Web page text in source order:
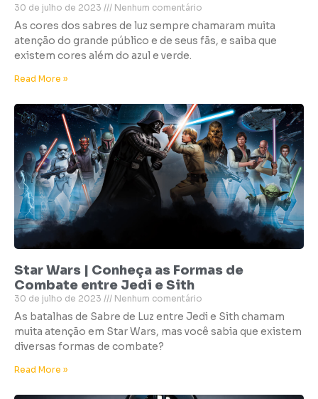
30 de julho de 2023 Nenhum comentário
As cores dos sabres de luz sempre chamaram muita
atenção do grande público e de seus fãs, e saiba que
existem cores além do azul e verde.
Read More »
Star Wars | Conheça as Formas de
Combate entre Jedi e Sith
30 de julho de 2023 Nenhum comentário
As batalhas de Sabre de Luz entre Jedi e Sith chamam
muita atenção em Star Wars, mas você sabia que existem
diversas formas de combate?
Read More »